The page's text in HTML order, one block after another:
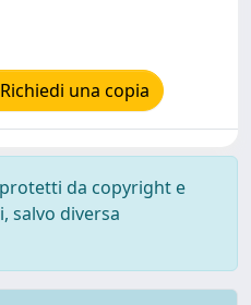
Richiedi una copia
da copyright e
salvo diversa